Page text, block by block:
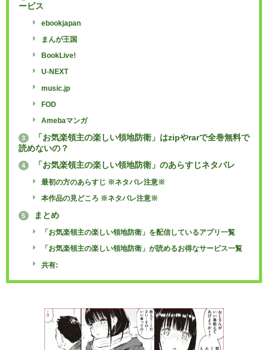
ービス
ebookjapan
まんが王国
BookLive!
U-NEXT
music.jp
FOD
Amebaマンガ
3
「お気楽領主の楽しい領地防衛」はzipやrarで全巻無料で
読めないの？
4 「お気楽領主の楽しい領地防衛」のあらすじネタバレ
最初の方のあらすじ ※ネタバレ注意※
本作品の見どころ ※ネタバレ注意※
5 まとめ
「お気楽領主の楽しい領地防衛」を配信しているアプリ一覧
「お気楽領主の楽しい領地防衛」が読めるお得なサービス一覧
共有: